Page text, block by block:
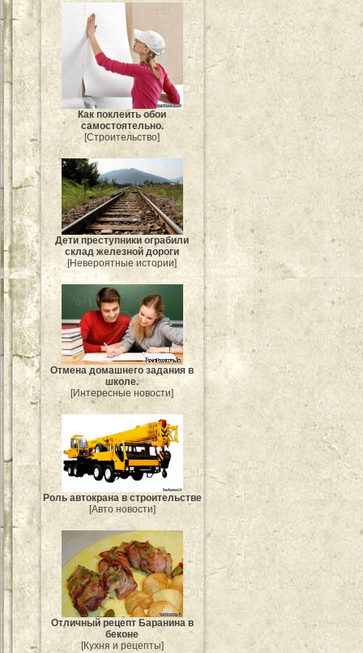
Как поклеить обои
самостоятельно.
[Строительство]
Дети преступники ограбили
склад железной дороги
[Невероятные истории]
Отмена домашнего задания в
школе.
[Интересные новости]
Роль автокрана в строительстве
[Авто новости]
Отличный рецепт Баранина в
беконе
[Кухня и рецепты]